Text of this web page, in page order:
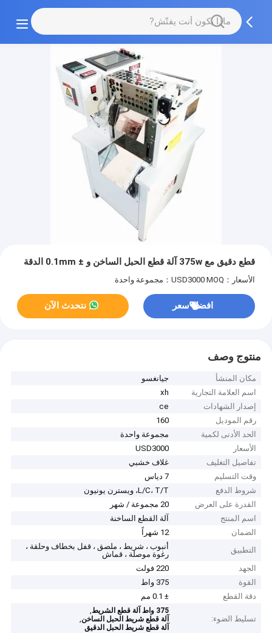
قطع دقيق مع 375w آلة قطع الحبل الساخن و ± 0.1mm الدقة
الأسعار：USD3000 MOQ：مجموعة واحدة
افضل سعر نتحدث الآن
منتوج وصف
مكان المنشأ
جيانغسو
اسم العلامة التجارية
xh
إصدار الشهادات
ce
رقم الموديل
160
الحد الأدنى لكمية
مجموعة واحدة
الأسعار
USD3000
تفاصيل التغليف
غلاف خشبي
وقت التسليم
7 دياس
شروط الدفع
L/C، T/T، ويسترن يونيون
القدرة على العرض
20 مجموعة / شهر
اسم المنتج
آلة القطع الساخنة
الضمان
12 شهراً
التطبيق
أنبوب ، شريط ، ملصق ، قفل بخطاف وحلقة ،
رغوة موصلة ، قماش
الجهد
220 فولت
القوة
375 واط
دقة القطع
± 0.1 مم
تسليط الضوء:
375 واط آلة قطع الشريط ,
آلة قطع شريط الحبل الساخن,
آلة قطع شريط الحبل الدقيق